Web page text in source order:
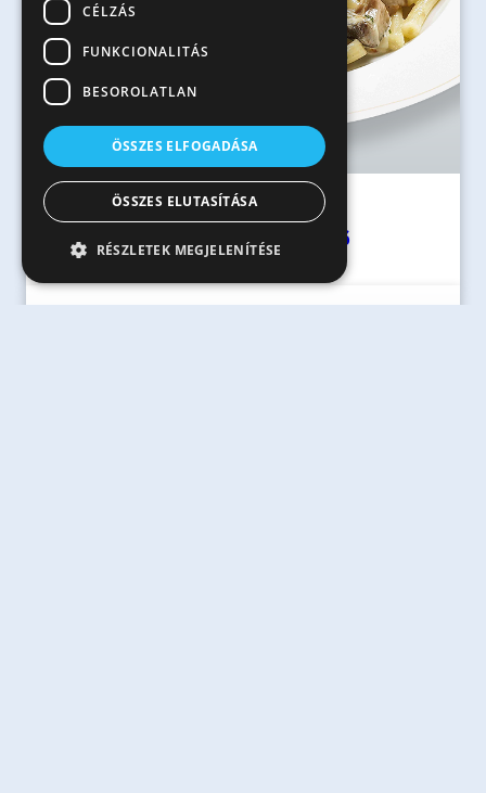
40 perc
Sajtban sült gombás rövidcső
CÉLZÁS
FUNKCIONALITÁS
BESOROLATLAN
ÖSSZES ELFOGADÁSA
ÖSSZES ELUTASÍTÁSA
RÉSZLETEK MEGJELENÍTÉSE